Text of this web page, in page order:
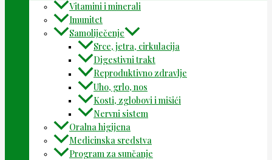
Vitamini i minerali
Imunitet
Samoliječenje
Srce, jetra, cirkulacija
Digestivni trakt
Reproduktivno zdravlje
Uho, grlo, nos
Kosti, zglobovi i mišići
Nervni sistem
Oralna higijena
Medicinska sredstva
Program za sunčanje